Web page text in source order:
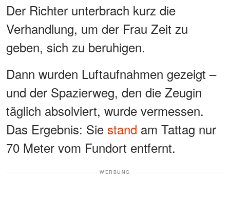
Der Richter unterbrach kurz die
Verhandlung, um der Frau Zeit zu
geben, sich zu beruhigen.
Dann wurden Luftaufnahmen gezeigt –
und der Spazierweg, den die Zeugin
täglich absolviert, wurde vermessen.
Das Ergebnis: Sie stand am Tattag nur
70 Meter vom Fundort entfernt.
WERBUNG